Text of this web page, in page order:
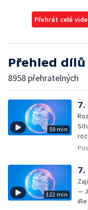
Přehrát celé
Přehled dílů
8958 přehratelných
59 min
7.
122 min
7.
—